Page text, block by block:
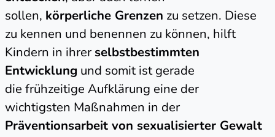
sollen, körperliche Grenzen zu setzen. Diese
zu kennen und benennen zu können, hilft
Kindern in ihrerselbstbestimmten
Entwicklung und somit ist gerade
die frühzeitige Aufklärung eine der
wichtigsten Maßnahmen in der
Präventionsarbeit von sexualisierter Gewalt